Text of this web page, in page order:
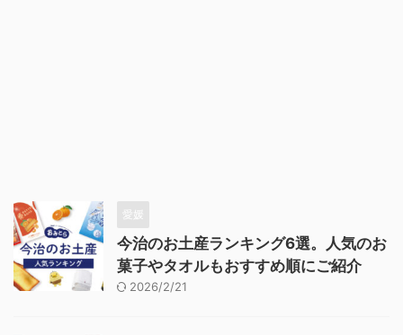
愛媛
今治のお土産ランキング6選。人気のお
菓子やタオルもおすすめ順にご紹介
2026/2/21